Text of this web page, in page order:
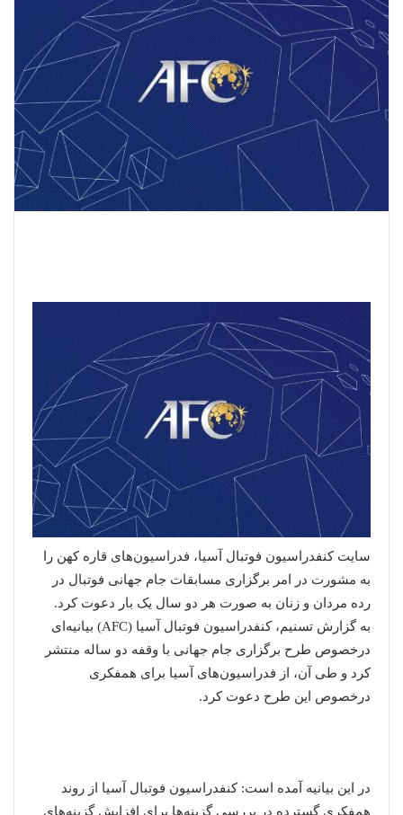
سایت کنفدراسیون فوتبال آسیا، فدراسیون‌های قاره کهن را
به مشورت در امر برگزاری مسابقات جام جهانی فوتبال در
رده مردان و زنان به‌ صورت هر دو سال یک بار دعوت کرد.
به گزارش تسنیم، کنفدراسیون فوتبال آسیا (AFC) بیانیه‌ای
درخصوص طرح برگزاری جام جهانی با وقفه دو ساله منتشر
کرد و طی آن، از فدراسیون‌های آسیا برای همفکری
درخصوص این طرح دعوت کرد.
در این بیانیه آمده است: کنفدراسیون فوتبال آسیا از روند
همفکری گسترده در بررسی گزینه‌ها برای افزایش گزینه‌های